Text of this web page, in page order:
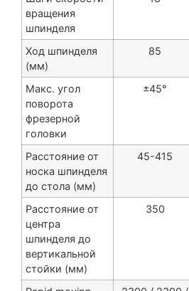
вращения
шпинделя
Ход шпинделя
(мм)
85
Макс. угол
поворота
фрезерной
головки
±45°
Расстояние от
носка шпинделя
до стола (мм)
45-415
Расстояние от
центра
шпинделя до
вертикальной
стойки (мм)
350